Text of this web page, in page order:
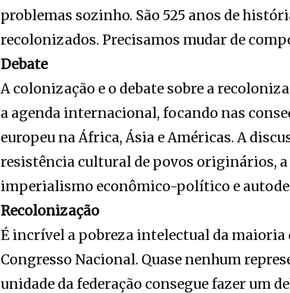
problemas sozinho. São 525 anos de
recolonizados. Precisamos mudar de
Debate
A colonização e o debate sobre a
a agenda internacional, focando nas
europeu na África, Ásia e Américas. A
resistência cultural de povos originários,
imperialismo econômico-político e
Recolonização
É incrível a pobreza intelectual da maioria
Congresso Nacional. Quase nenhum
unidade da federação consegue fazer um